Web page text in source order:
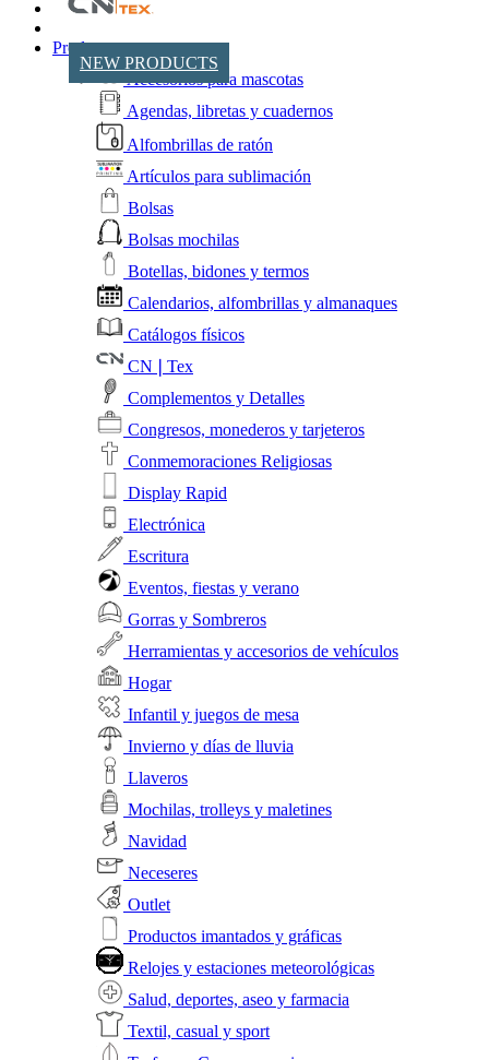
NEW PRODUCTS
Productos
Accesorios para mascotas
Agendas, libretas y cuadernos
Alfombrillas de ratón
Artículos para sublimación
Bolsas
Bolsas mochilas
Botellas, bidones y termos
Calendarios, alfombrillas y almanaques
Catálogos físicos
CN❘Tex
Complementos y Detalles
Congresos, monederos y tarjeteros
Conmemoraciones Religiosas
Display Rapid
Electrónica
Escritura
Eventos, fiestas y verano
Gorras y Sombreros
Herramientas y accesorios de vehículos
Hogar
Infantil y juegos de mesa
Invierno y días de lluvia
Llaveros
Mochilas, trolleys y maletines
Navidad
Neceseres
Outlet
Productos imantados y gráficas
Relojes y estaciones meteorológicas
Salud, deportes, aseo y farmacia
Textil, casual y sport